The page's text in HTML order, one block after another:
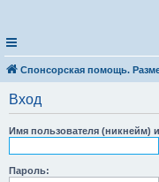
Спонсорская помощь.
Вход
Имя пользователя (никнейм)
Пароль: